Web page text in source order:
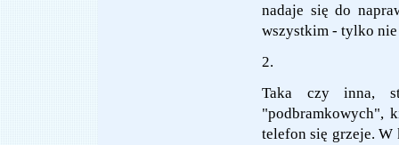
nadaje się do
wszystkim - tylko
2.
Taka czy inna,
"podbramkowych",
telefon się grzeje.